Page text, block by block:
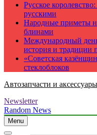
Русское
русскими
Народные приметы
блинами
Международный
история и традиции
«Советская
стеклоблоков
Автозапчасти и аксессуары
Newsletter
Random News
Menu